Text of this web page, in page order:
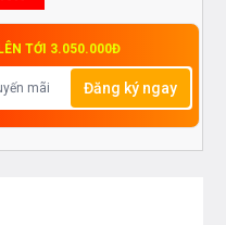
TỚI 3.050.000Đ
Đăng ký ngay